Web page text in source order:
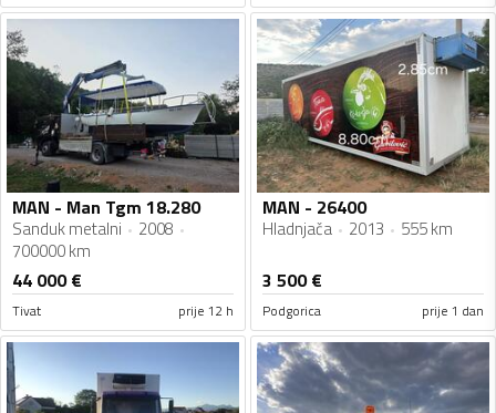
MAN - Man Tgm 18.280
Sanduk metalni
2008
700000 km
44 000€
Tivat prije 12 h
MAN - 26400
Hladnjača 2013 555 km
3 500€
Podgorica prije 1 dan